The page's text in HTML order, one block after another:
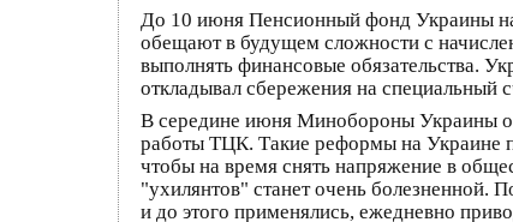
До 10 июня Пенсионный фонд Украины
обещают в будущем сложности с
выполнять финансовые обязательства.
откладывал сбережения на специальный
В середине июня Минобороны Украины
работы ТЦК. Такие реформы на Украине
чтобы на время снять напряжение в
"ухилянтов" станет очень болезненной.
и до этого применялись, ежедневно